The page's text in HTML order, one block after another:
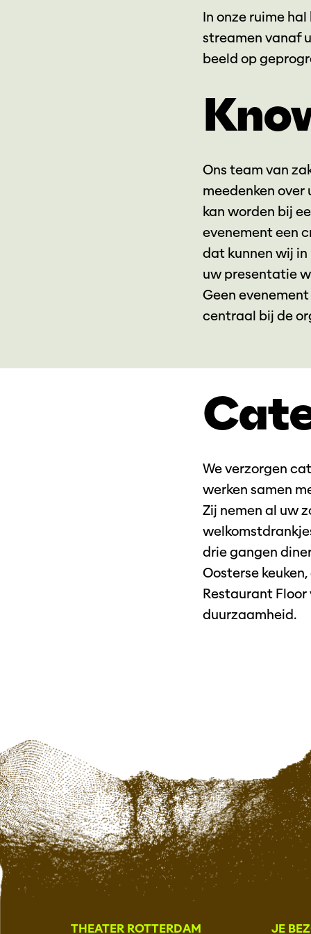
In onze ruime
streamen vanaf
beeld op
Ons team van
meedenken over
kan worden bij
evenement een
dat kunnen wij
uw presentatie
Geen
centraal bij de
We verzorgen
werken samen
Zij nemen al uw
drie gangen
Oosterse
Restaurant
duurzaamheid.
THEATER ROTTERDAM JE